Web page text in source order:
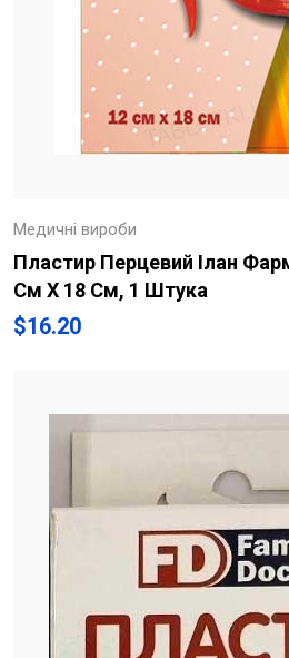
Медичні вироби
Пластир Перцевий Ілан
См Х 18 См, 1 Штука
$16.20